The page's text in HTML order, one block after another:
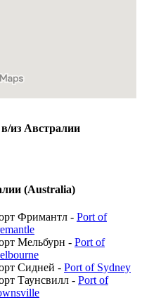
из Австралии
(Australia)
Фримантл - Port of
Мельбурн - Port of
Сидней - Port of Sydney
Таунсвилл - Port of